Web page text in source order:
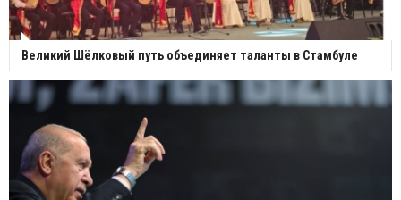
Великий Шёлковый путь объединяет таланты в Стамбуле